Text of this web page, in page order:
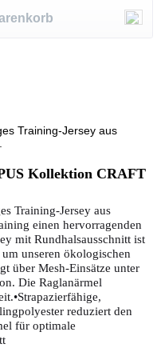
Training-Jersey aus
Kollektion CRAFT
Training-Jersey aus
einen hervorragenden
mit Rundhalsausschnitt ist
unseren ökologischen
über Mesh-Einsätze unter
Die Raglanärmel
reduziert den
für optimale